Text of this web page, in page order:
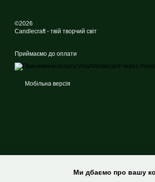
©2026
Candlecraft - твій творчий світ
Приймаємо до оплати
Мобільна версія
Ми дбаємо про вашу